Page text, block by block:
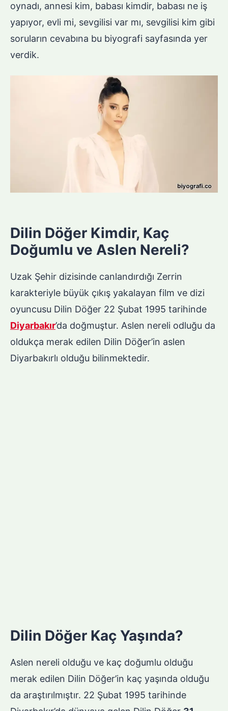
oynadı, annesi kim, babası kimdir, babası ne iş
yapıyor, evli mi, sevgilisi var mı, sevgilisi kim gibi
soruların cevabına bu biyografi sayfasında yer
verdik.
Dilin Döğer Kimdir, Kaç
Doğumlu ve Aslen Nereli?
Uzak Şehir dizisinde canlandırdığı Zerrin
karakteriyle büyük çıkış yakalayan film ve dizi
oyuncusu Dilin Döğer 22 Şubat 1995 tarihinde
Diyarbakır’da doğmuştur. Aslen nereli odluğu da
oldukça merak edilen Dilin Döğer’in aslen
Diyarbakırlı olduğu bilinmektedir.
Dilin Döğer Kaç Yaşında?
Aslen nereli olduğu ve kaç doğumlu olduğu
merak edilen Dilin Döğer’in kaç yaşında olduğu
da araştırılmıştır. 22 Şubat 1995 tarihinde